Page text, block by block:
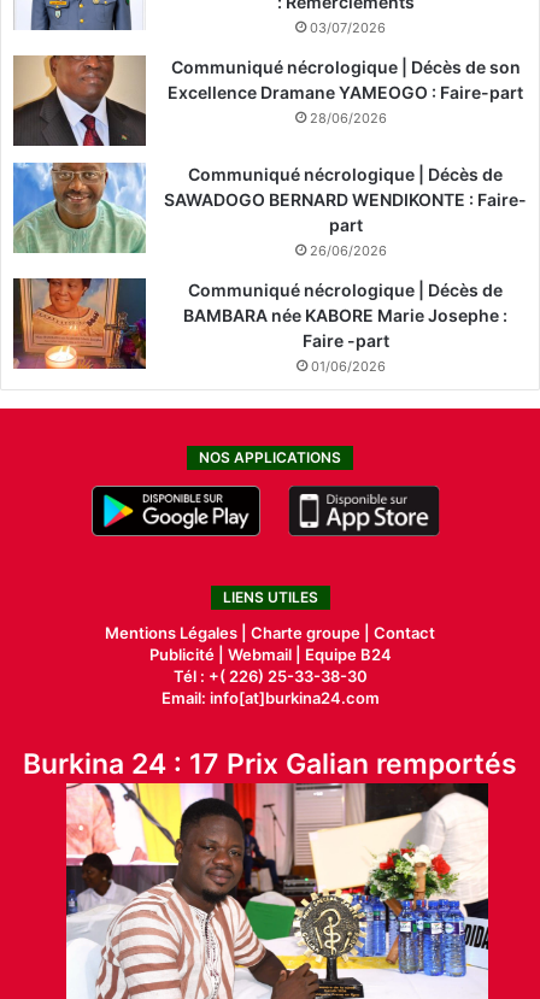
03/07/2026
Communiqué nécrologique | Décès de son
Excellence Dramane YAMEOGO : Faire-part
28/06/2026
Communiqué nécrologique | Décès de
SAWADOGO BERNARD WENDIKONTE : Faire-
part
26/06/2026
Communiqué nécrologique | Décès de
BAMBARA née KABORE Marie Josephe :
Faire -part
01/06/2026
NOS APPLICATIONS
LIENS UTILES
Mentions Légales | Charte groupe | Contact
Publicité| Webmail |
Equipe B24
Tél : +( 226) 25-33-38-30
Email: info[at]burkina24.com
Burkina 24 : 17 Prix Galian remportés